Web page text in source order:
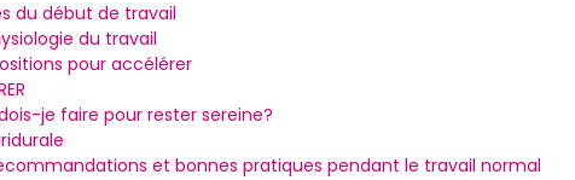
du début de travail
du travail
pour accélérer
je faire pour rester sereine?
et bonnes pratiques pendant le travail normal